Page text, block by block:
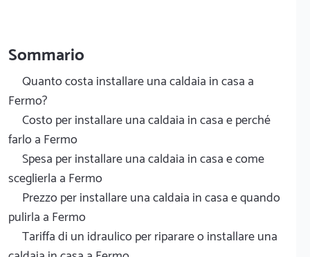
Sommario
Quanto costa installare una caldaia in casa a
Fermo?
Costo per installare una caldaia in casa e perché
farlo a Fermo
Spesa per installare una caldaia in casa e come
sceglierla a Fermo
Prezzo per installare una caldaia in casa e quando
pulirla a Fermo
Tariffa di un idraulico per riparare o installare una